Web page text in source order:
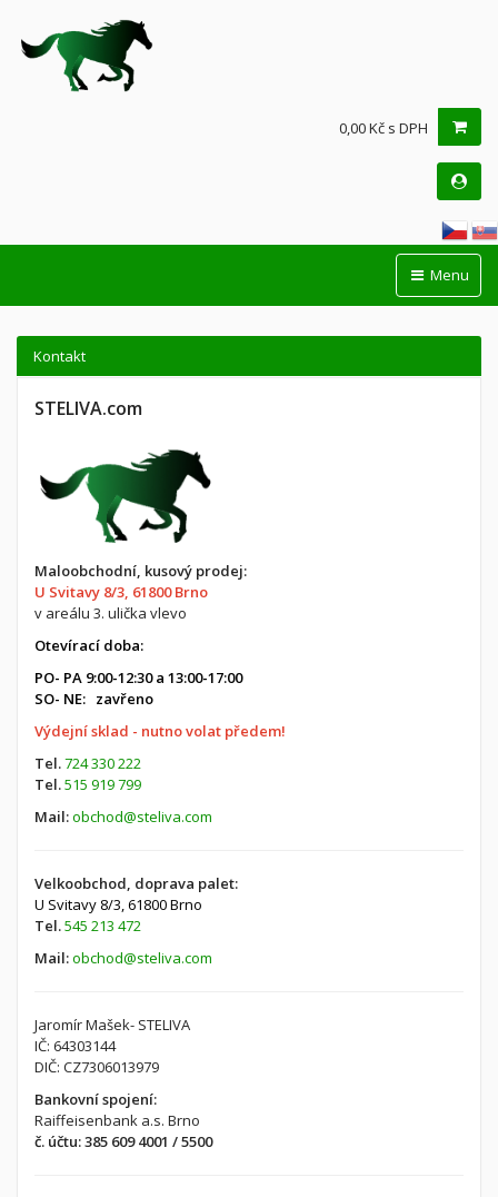
0,00 Kč s DPH
Menu
Kontakt
STELIVA.com
Maloobchodní, kusový prodej:
U Svitavy 8/3, 61800 Brno
v areálu 3. ulička vlevo
Otevírací doba:
PO- PA 9:00-12:30 a 13:00-17:00
SO- NE: zavřeno
Výdejní sklad - nutno volat předem!
Tel.724 330 222
Tel.515 919 799
Mail:obchod@steliva.com
Velkoobchod, doprava palet:
U Svitavy 8/3,61800 Brno
Tel.545 213 472
Mail:obchod@steliva.com
Jaromír Mašek- STELIVA
IČ: 64303144
DIČ: CZ7306013979
Bankovní spojení:
Raiffeisenbank a.s. Brno
č. účtu: 385 609 4001 / 5500